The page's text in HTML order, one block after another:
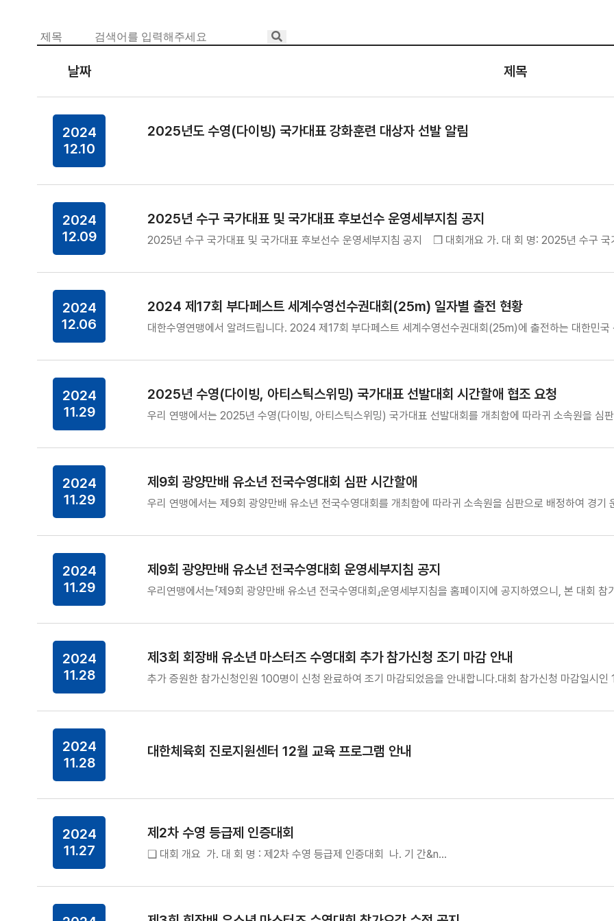
날짜 제목
2024
12.10
2025년도 수영(다이빙) 국가대표 강화훈련 대상자 선발 알림
2024
12.09
2025년 수구 국가대표 및 국가대표 후보선수 운영세부지침 공지
2025년 수구 국가대표 및 국가대표 후보선수 운영세부지침 공지 ❒ 대회개요 가. 대 회 명: 2025년 수구
2024
12.06
2024 제17회 부다페스트 세계수영선수권대회(25m) 일자별 출전 현황
대한수영연맹에서 알려드립니다. 2024 제17회 부다페스트 세계수영선수권대회(25m)에 출전하는 대한민
2024
11.29
2025년 수영(다이빙, 아티스틱스위밍) 국가대표 선발대회 시간할애 협조 요청
우리 연맹에서는 2025년 수영(다이빙, 아티스틱스위밍) 국가대표 선발대회를 개최함에 따라귀 소속원을 심
2024
11.29
제9회 광양만배 유소년 전국수영대회 심판 시간할애
우리 연맹에서는 제9회 광양만배 유소년 전국수영대회를 개최함에 따라귀 소속원을 심판으로 배정하 여 경
2024
11.29
제9회 광양만배 유소년 전국수영대회 운영세부지침 공지
우리연맹에서는「제9회 광양만배 유소년 전국수영대회」운영세부지침을 홈페이지에 공지하였으니, 본 대회
2024
11.28
제3회 회장배 유소년 마스터즈 수영대회 추가 참가신청 조기 마감 안내
추가 증원한 참가신청인원 100명이 신청 완료하여 조기 마감되었음을 안내합니다.대회 참가신청 마감일시
2024
11.28
대한체육회 진로지원센터 12월 교육 프로그램 안내
2024
11.27
제2차 수영 등급제 인증대회
❑ 대회 개요 가. 대 회 명 : 제2차 수영 등급제 인증대회 나. 기 간&n…